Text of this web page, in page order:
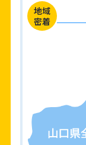
地域
密着